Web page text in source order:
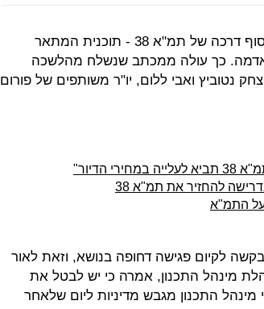
מינהל התכנון מסמן את מאי 2020 כסוף דרכה של תמ"א 38 - תוכנית המתאר
אדמה. כך עולה ממכתב שנשלח מהלשכה
נטוביץ ואבי ללום, יו"ר משותפים של פורום
הדיור"
להחזיר את תמ"א 38
על התמ"א
לקיום פגישה דחופה בנושא, וזאת לאור
מינהל התכנון, אמרה כי יש לבטל את
התכנון מגבש מדיניות ליום שלאחר